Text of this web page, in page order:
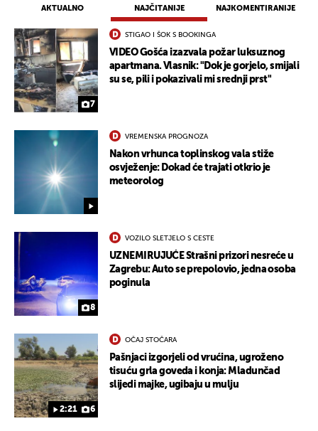
AKTUALNO NAJČITANIJE NAJKOMENTIRANIJE
7
STIGAO I ŠOK S BOOKINGA
VIDEO Gošća izazvala požar luksuznog
apartmana. Vlasnik: "Dok je gorjelo, smijali
su se, pili i pokazivali mi srednji prst"
VREMENSKA PROGNOZA
Nakon vrhunca toplinskog vala stiže
osvježenje: Dokad će trajati otkrio je
meteorolog
8
VOZILO SLETJELO S CESTE
UZNEMIRUJUĆE Strašni prizori nesreće u
Zagrebu: Auto se prepolovio, jedna osoba
poginula
2:21 6
OČAJ STOČARA
Pašnjaci izgorjeli od vrućina, ugroženo
tisuću grla goveda i konja: Mladunčad
slijedi majke, ugibaju u mulju